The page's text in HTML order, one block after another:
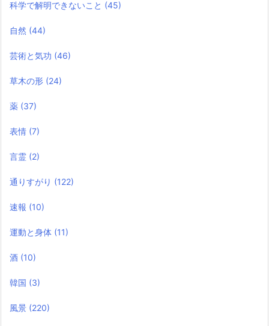
科学で解明できないこと (45)
自然 (44)
芸術と気功 (46)
草木の形 (24)
薬 (37)
表情 (7)
言霊 (2)
通りすがり (122)
速報 (10)
運動と身体 (11)
酒 (10)
韓国 (3)
風景 (220)